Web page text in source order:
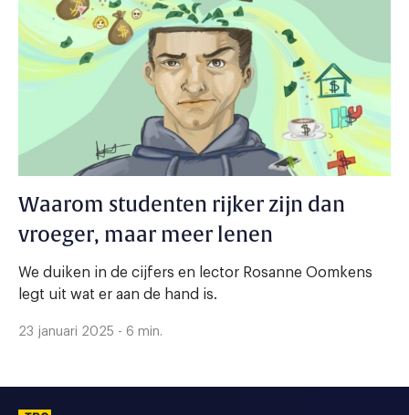
Waarom studenten rijker zijn dan
vroeger, maar meer lenen
We duiken in de cijfers en lector Rosanne Oomkens
legt uit wat er aan de hand is.
23 januari 2025 - 6 min.